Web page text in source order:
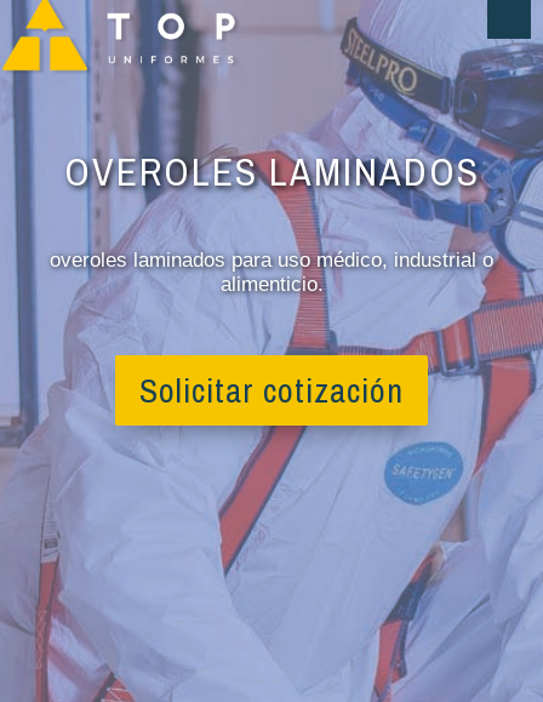
OVEROLES LAMINADOS
overoles laminados para uso médico, industrial o
alimenticio.
Solicitar cotización